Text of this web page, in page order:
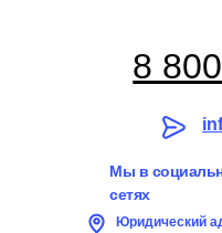
8
Юридический
Мы в
сетях